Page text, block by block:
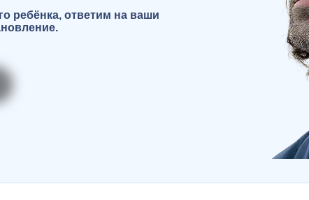
ребёнка, ответим на ваши